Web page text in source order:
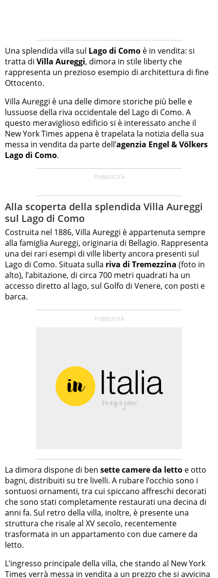
Una splendida villa sul Lago di Como è in vendita: si
tratta di Villa Aureggi, dimora in stile liberty che
rappresenta un prezioso esempio di architettura di fine
Ottocento.
Villa Aureggi è una delle dimore storiche più belle e
lussuose della riva occidentale del Lago di Como. A
questo meraviglioso edificio si è interessato anche il
New York Times appena è trapelata la notizia della sua
messa in vendita da parte dell’agenzia Engel & Völkers
Lago di Como.
Alla scoperta della splendida Villa Aureggi
sul Lago di Como
Costruita nel 1886, Villa Aureggi è appartenuta sempre
alla famiglia Aureggi, originaria di Bellagio. Rappresenta
una dei rari esempi di ville liberty ancora presenti sul
Lago di Como. Situata sulla riva di Tremezzina (foto in
alto), l’abitazione, di circa 700 metri quadrati ha un
accesso diretto al lago, sul Golfo di Venere, con posti e
barca.
La dimora dispone di ben sette camere da letto e otto
bagni, distribuiti su tre livelli. A rubare l’occhio sono i
sontuosi ornamenti, tra cui spiccano affreschi decorati
che sono stati completamente restaurati una decina di
anni fa. Sul retro della villa, inoltre, è presente una
struttura che risale al XV secolo, recentemente
trasformata in un appartamento con due camere da
letto.
L’ingresso principale della villa, che stando al New York
Times verrà messa in vendita a un prezzo che si avvicina